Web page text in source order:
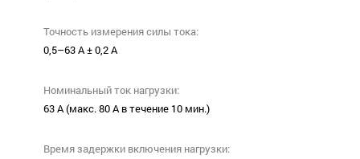
Точность измерения силы тока:
0,5–63 А ± 0,2 А
Номинальный ток нагрузки:
63 А (макс. 80 А в течение 10 мин.)
Время задержки включения нагрузки: